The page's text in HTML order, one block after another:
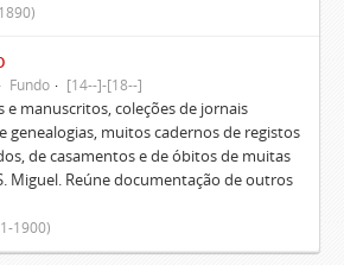
Fundo [14--]-[18--]
e manuscritos, coleções de jornais
genealogias, muitos cadernos de registos
de casamentos e de óbitos de muitas
Miguel. Reúne documentação de outros
1900)